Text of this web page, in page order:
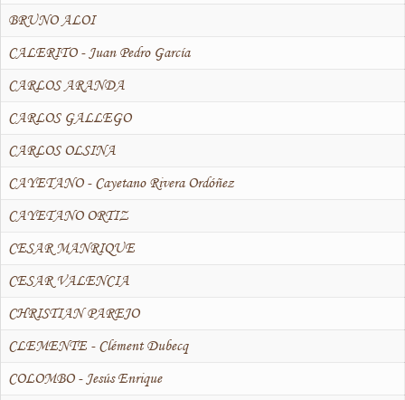
BRUNO ALOI
CALERITO - Juan Pedro García
CARLOS ARANDA
CARLOS GALLEGO
CARLOS OLSINA
CAYETANO - Cayetano Rivera Ordóñez
CAYETANO ORTIZ
CESAR MANRIQUE
CESAR VALENCIA
CHRISTIAN PAREJO
CLEMENTE - Clément Dubecq
COLOMBO - Jesús Enrique